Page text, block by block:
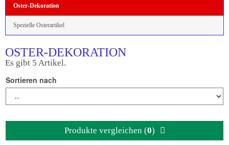
Oster-Dekoration
Spezielle Osterartikel
OSTER-DEKORATION
Es gibt 5 Artikel.
Sortieren nach
Produkte vergleichen (0)